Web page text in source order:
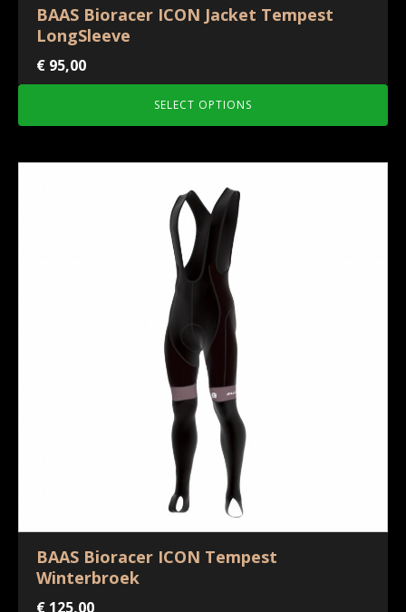
BAAS Bioracer ICON Jacket Tempest
LongSleeve
€ 95,00
SELECT OPTIONS
BAAS Bioracer ICON Tempest
Winterbroek
€ 125,00